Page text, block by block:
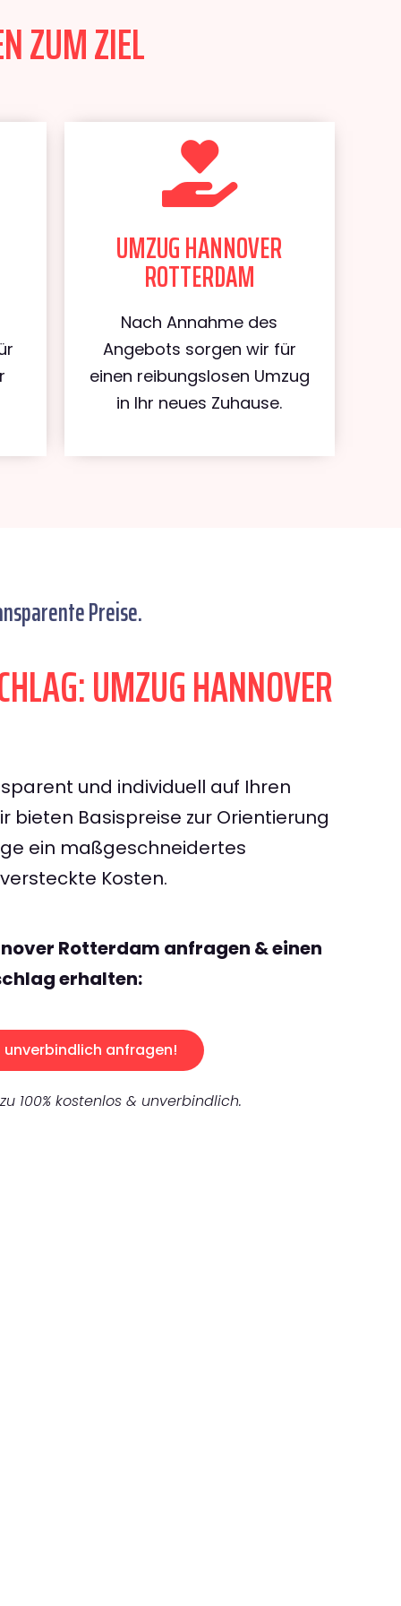
ZUM ZIEL
UMZUG HANNOVER
ROTTERDAM
Nach Annahme des
Angebots sorgen wir für
einen reibungslosen Umzug
in Ihr neues Zuhause.
Preise.
UMZUG HANNOVER
und individuell auf Ihren
bieten Basispreise zur Orientierung
ein maßgeschneidertes
Kosten.
Rotterdam anfragen & einen
erhalten:
unverbindlich anfragen!
100% kostenlos & unverbindlich.